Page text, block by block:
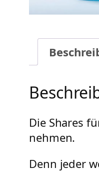
Die Shares
nehmen.
Denn jeder